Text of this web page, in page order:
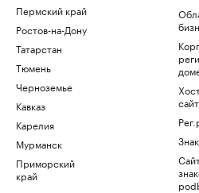
Пермский край
Ростов-на-Дону
Татарстан
Тюмень
Черноземье
Кавказ
Карелия
Мурманск
Приморский
край